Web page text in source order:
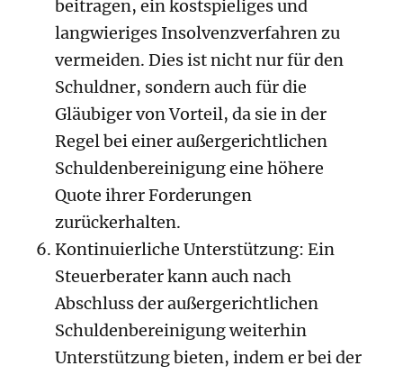
beitragen, ein kostspieliges und
langwieriges Insolvenzverfahren zu
vermeiden. Dies ist nicht nur für den
Schuldner, sondern auch für die
Gläubiger von Vorteil, da sie in der
Regel bei einer außergerichtlichen
Schuldenbereinigung eine höhere
Quote ihrer Forderungen
zurückerhalten.
Kontinuierliche Unterstützung: Ein
Steuerberater kann auch nach
Abschluss der außergerichtlichen
Schuldenbereinigung weiterhin
Unterstützung bieten, indem er bei der